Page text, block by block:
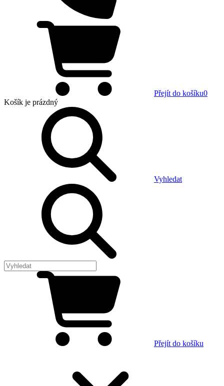
Přejít do košíku0
Košík je prázdný
Vyhledat
Přejít do košíku